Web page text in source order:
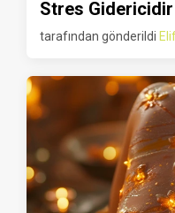
Stres Gidericidir
tarafından gönderildi